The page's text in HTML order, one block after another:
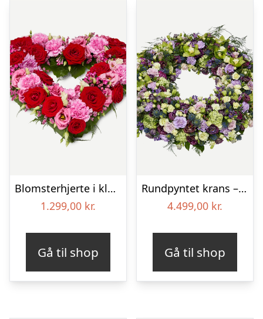
Blomsterhjerte i klassisk stil – pink
1.299,00 kr.
Gå til shop
Rundpyntet krans – Et eksklusivt farvel
4.499,00 kr.
Gå til shop